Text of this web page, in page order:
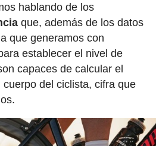
hablando de los
que, además de los datos
que generamos con
establecer el nivel de
capaces de calcular el
del ciclista, cifra que